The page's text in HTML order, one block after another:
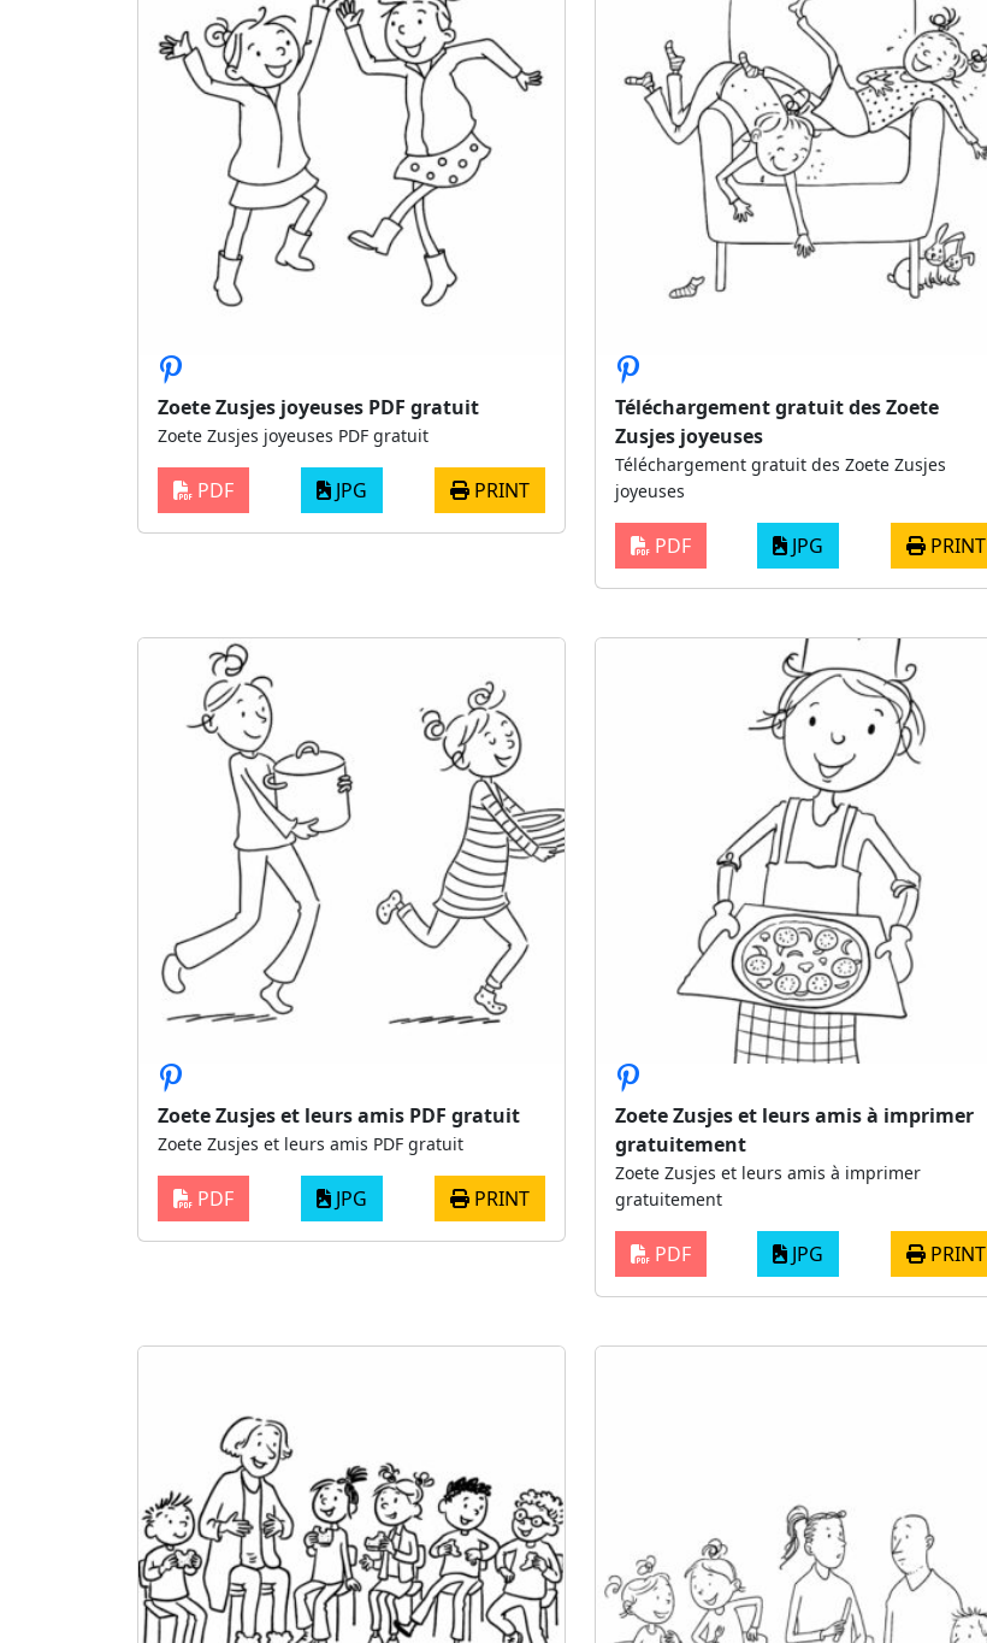
Zoete Zusjes joyeuses PDF gratuit
Zoete Zusjes joyeuses PDF gratuit
PDF JPG PRINT
Téléchargement gratuit des Zoete
Zusjes joyeuses
Téléchargement gratuit des Zoete Zusjes
joyeuses
PDF JPG PRINT
Zoete Zusjes et leurs amis PDF gratuit
Zoete Zusjes et leurs amis PDF gratuit
PDF JPG PRINT
Zoete Zusjes et leurs amis à imprimer
gratuitement
Zoete Zusjes et leurs amis à imprimer
gratuitement
PDF JPG PRINT